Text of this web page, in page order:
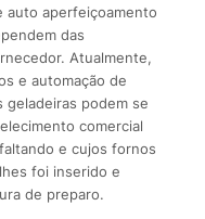
auto aperfeiçoamento
das
Atualmente,
e automação de
geladeiras podem se
comercial
e cujos fornos
foi inserido e
de preparo.